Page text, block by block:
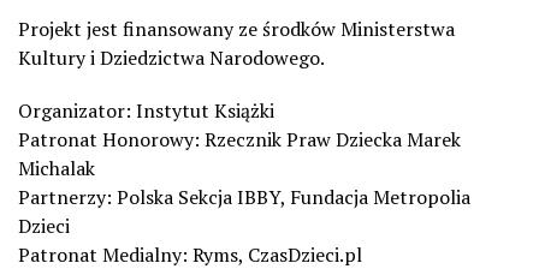
Projekt jest finansowany ze środków Ministerstwa
Kultury i Dziedzictwa Narodowego.
Organizator: Instytut Książki
Patronat Honorowy: Rzecznik Praw Dziecka Marek
Michalak
Partnerzy: Polska Sekcja IBBY, Fundacja Metropolia
Dzieci
Patronat Medialny: Ryms, CzasDzieci.pl